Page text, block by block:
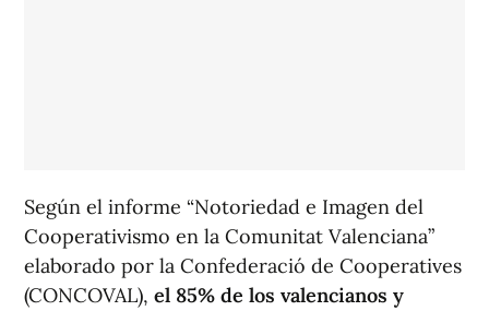
Según el informe “Notoriedad e Imagen del
Cooperativismo en la Comunitat Valenciana”
elaborado por la Confederació de Cooperatives
(CONCOVAL), el 85% de los valencianos y